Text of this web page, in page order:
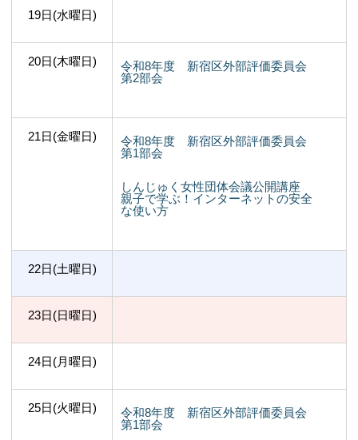
19日(水曜日)
20日(木曜日)
令和8年度 新宿区外部評価委員会
第2部会
21日(金曜日)
令和8年度 新宿区外部評価委員会
第1部会
しんじゅく女性団体会議公開講座
親子で学ぶ！インターネットの安全
な使い方
22日(土曜日)
23日(日曜日)
24日(月曜日)
25日(火曜日)
令和8年度 新宿区外部評価委員会
第1部会